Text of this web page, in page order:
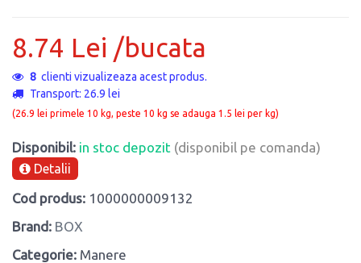
8.74 Lei /bucata
8 clienti vizualizeaza acest produs.
Transport: 26.9 lei
(26.9 lei primele 10 kg, peste 10 kg se adauga 1.5 lei per kg)
Disponibil: in stoc depozit (disponibil pe comanda)
Detalii
Cod produs: 1000000009132
Brand: BOX
Categorie: Manere